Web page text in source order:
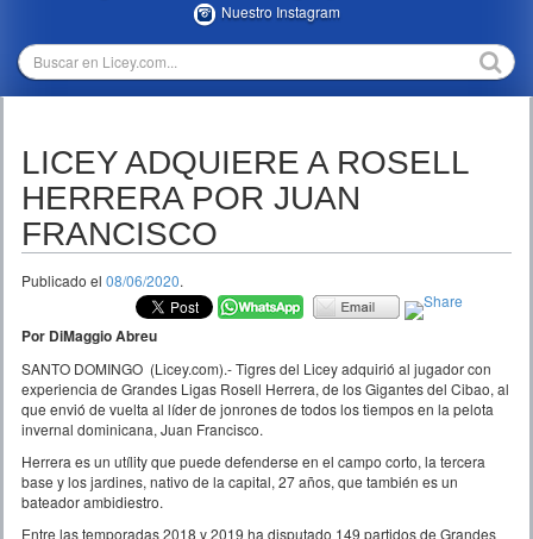
MULTIMEDIA
TEMPORADAS
Nuestro Instagram
LICEY ADQUIERE A ROSELL
HERRERA POR JUAN
FRANCISCO
Publicado el 08/06/2020.
Por DiMaggio Abreu
SANTO DOMINGO (Licey.com).- Tigres del Licey adquirió al jugador con
experiencia de Grandes Ligas Rosell Herrera, de los Gigantes del Cibao, al
que envió de vuelta al líder de jonrones de todos los tiempos en la pelota
invernal dominicana, Juan Francisco.
Herrera es un utílity que puede defenderse en el campo corto, la tercera
base y los jardines, nativo de la capital, 27 años, que también es un
bateador ambidiestro.
Entre las temporadas 2018 y 2019 ha disputado 149 partidos de Grandes